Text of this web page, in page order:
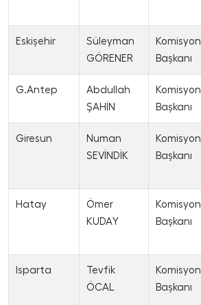
Eskişehir
Süleyman
GÖRENER
Komisyon
Başkanı
G.Antep
Abdullah
ŞAHİN
Komisyon
Başkanı
Giresun
Numan
SEVİNDİK
Komisyon
Başkanı
Hatay
Ömer
KUDAY
Komisyon
Başkanı
Isparta
Tevfik
ÖCAL
Komisyon
Başkanı